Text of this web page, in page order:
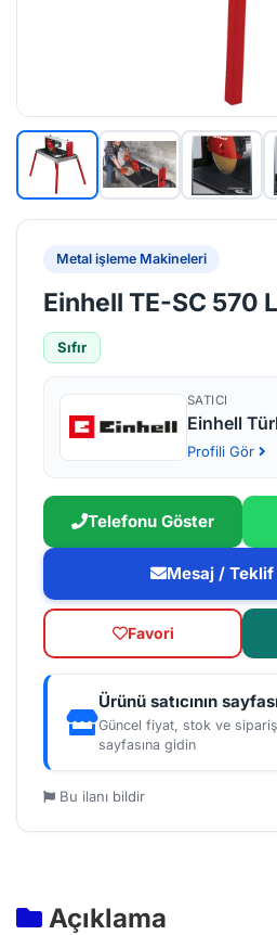
Metal işleme Makineleri
Einhell TE-SC 570 L
Sıfır
SATICI
Einhell
Profili Gör
Telefonu Göster
Mesaj / Teklif
Favori
Ürünü satıcının
Güncel fiyat, stok ve sipariş
sayfasına gidin
Bu ilanı bildir
Açıklama